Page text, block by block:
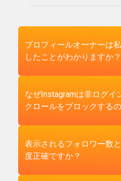
プロフィールオーナーは
したことがわかりますか？
いいえ。Instagramは、投
プロフィールページ自体
リを通じて表示する場合
ードパーティビューワー
なぜInstagramは非ログイ
クロールをブロックする
Instagramは、匿名ブラウ
促すために、2022年にス
表示されるフォロワー数
度正確ですか？